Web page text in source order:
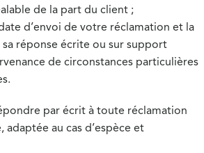
de la part du client ;
d’envoi de votre réclamation et la
sa réponse écrite ou sur support
de circonstances particulières
par écrit à toute réclamation
au cas d’espèce et